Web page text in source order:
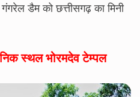
डैम को छत्तीसगढ़ का मिनी
स्थल भोरमदेव टेम्पल